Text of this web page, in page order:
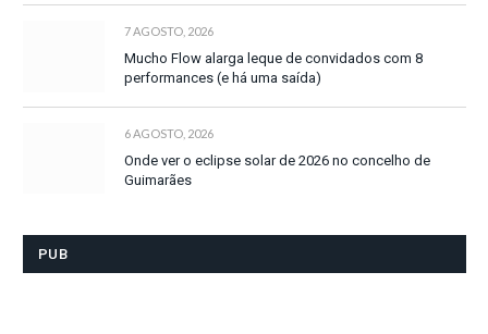
7 AGOSTO, 2026
Mucho Flow alarga leque de convidados com 8
performances (e há uma saída)
6 AGOSTO, 2026
Onde ver o eclipse solar de 2026 no concelho de
Guimarães
PUB